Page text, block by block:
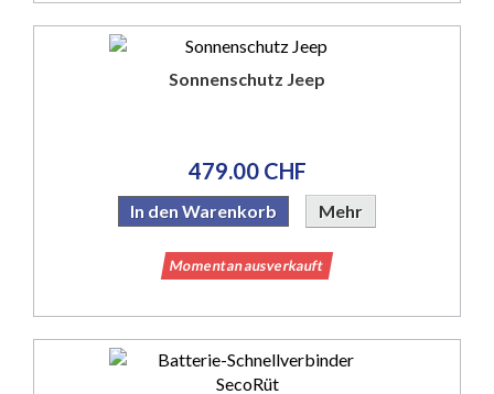
Sonnenschutz Jeep
479.00 CHF
In den Warenkorb Mehr
Momentan ausverkauft